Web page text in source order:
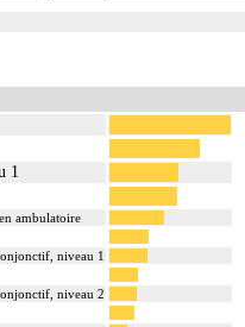
1
ambulatoire
niveau 1
niveau 2